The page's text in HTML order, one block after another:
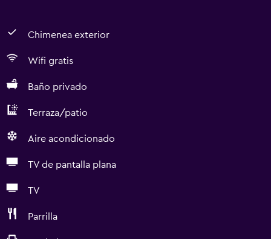
Chimenea exterior
Wifi gratis
Baño privado
Terraza/patio
Aire acondicionado
TV de pantalla plana
TV
Parrilla